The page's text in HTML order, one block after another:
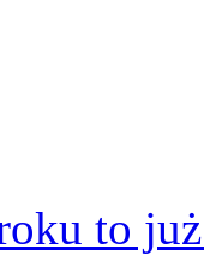
to